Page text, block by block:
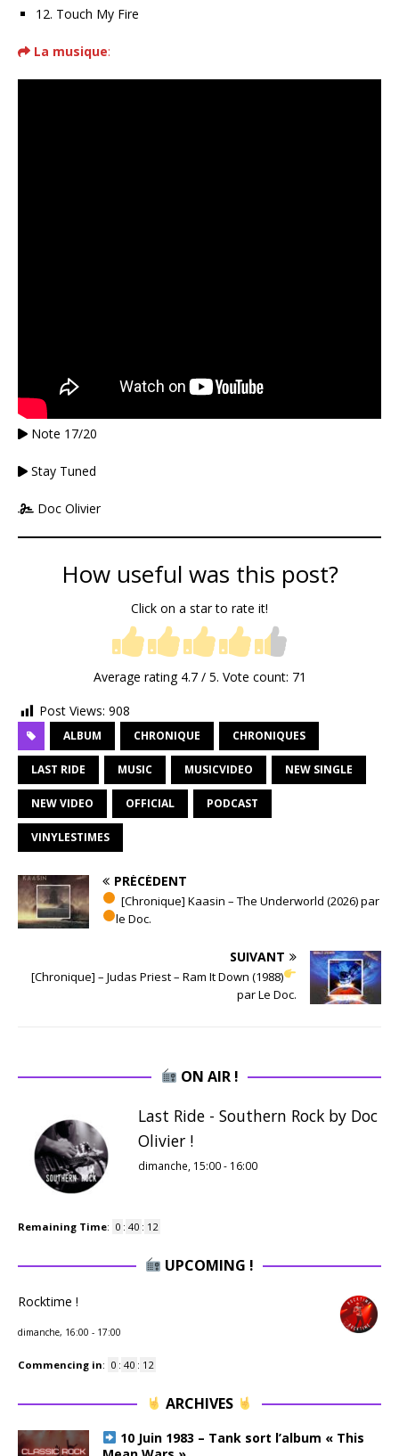
12. Touch My Fire
La musique:
Note 17/20
Stay Tuned
Doc Olivier
How useful was this post?
Click on a star to rate it!
Average rating 4.7/ 5. Vote count: 71
Post Views: 908
ALBUM CHRONIQUE CHRONIQUES
LAST RIDE MUSIC MUSICVIDEO NEW SINGLE
NEW VIDEO OFFICIAL PODCAST
VINYLESTIMES
PRÉCÉDENT
[Chronique] Kaasin – The Underworld (2026) par
le Doc.
SUIVANT
[Chronique] – Judas Priest – Ram It Down (1988)
par Le Doc.
ON AIR !
Last Ride - Southern Rock by Doc
Olivier !
dimanche, 15:00- 16:00
Remaining Time: 0 : 40 : 11
UPCOMING !
Rocktime !
dimanche, 16:00 - 17:00
Commencing in: 0 : 40 : 11
ARCHIVES
10 Juin 1983 – Tank sort l’album « This